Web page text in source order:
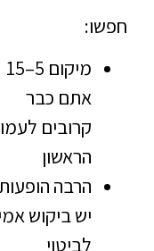
מיקום 5–15 →
אתם כבר
קרובים לעמוד
הרבה הופעות →
יש ביקוש אמיתי